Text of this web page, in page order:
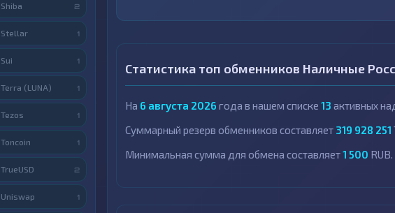
Статистика топ обменников Наличные
На 6 августа 2026 года в нашем списке 13 активных
Суммарный резерв обменников составляет 319 928 251
Минимальная сумма для обмена составляет1 500 RUB.
Shiba 2
Stellar 1
Sui 1
Terra (LUNA) 1
Tezos 1
Toncoin 1
TrueUSD 2
Uniswap 1